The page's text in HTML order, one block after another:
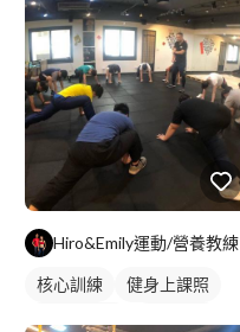
Hiro&Emily運動/營養教練
核心訓練
健身上課照